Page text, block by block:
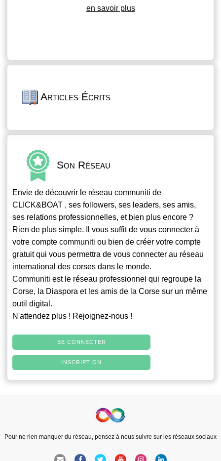
en savoir plus
Articles Écrits
Son Réseau
Envie de découvrir le réseau communiti de
CLICK&BOAT , ses followers, ses leaders, ses amis,
ses relations professionnelles, et bien plus encore ?
Rien de plus simple. Il vous suffit de vous connecter à
votre compte communiti ou bien de créer votre compte
gratuit qui vous permettra de vous connecter au réseau
international des corses dans le monde.
Communiti est le réseau professionnel qui regroupe la
Corse, la Diaspora et les amis de la Corse sur un même
outil digital.
N'attendez plus ! Rejoignez-nous !
SE CONNECTER
INSCRIPTION
Pour ne rien manquer du réseau, pensez à nous suivre sur les réseaux sociaux